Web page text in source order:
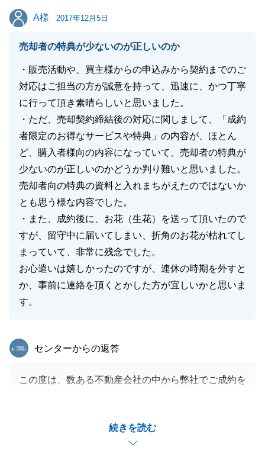
ら何なりとご用命頂けましたら幸いです。
この度は本当にありがとうございました。
A様
A様 2017年12月5日
売却者の特典が少ないのが正しいのか
・販売活動や、買主様からの申込みから契約までのご
対応はご担当の方が誠意を持って、迅速に、かつ丁寧
に行って頂き素晴らしいと思いました。
・ただ、売却契約締結後の対応に関しまして、「成約
者限定のお得なサービスや特典」の内容が、ほとん
ど、購入者様向の内容になっていて、売却者の特典が
少ないのが正しいのかどうか判り難いと思いました。
売却者向の特典の資料と入れまちがえたのではないか
とも思う様な内容でした。
・また、成約後に、お花（生花）を送って頂いたので
すが、留守中に届いてしまい、折角のお花が枯れてし
まっていて、非常に残念でした。
お心遣いは嬉しかったのですが、連休の時期を外すと
か、事前に連絡を頂くとかした方が宜しいかと思いま
す。
続きを読む
東急リバブル
センターからの返答
この度は、数ある不動産会社の中から弊社でご成約を
きましてありがとうございます。
成約者様向けのサービス・特典について、貴重なご意